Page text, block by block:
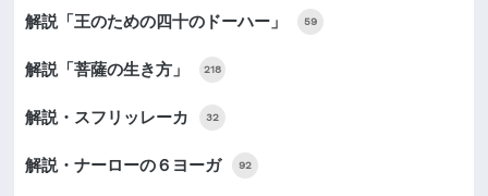
解説「王のための四十のドーハー」 59
解説「菩薩の生き方」 218
解説・スフリッレーカ 32
解説・ナーローの６ヨーガ 92